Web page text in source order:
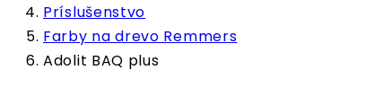
Príslušenstvo
Farby na drevo Remmers
Adolit BAQ plus